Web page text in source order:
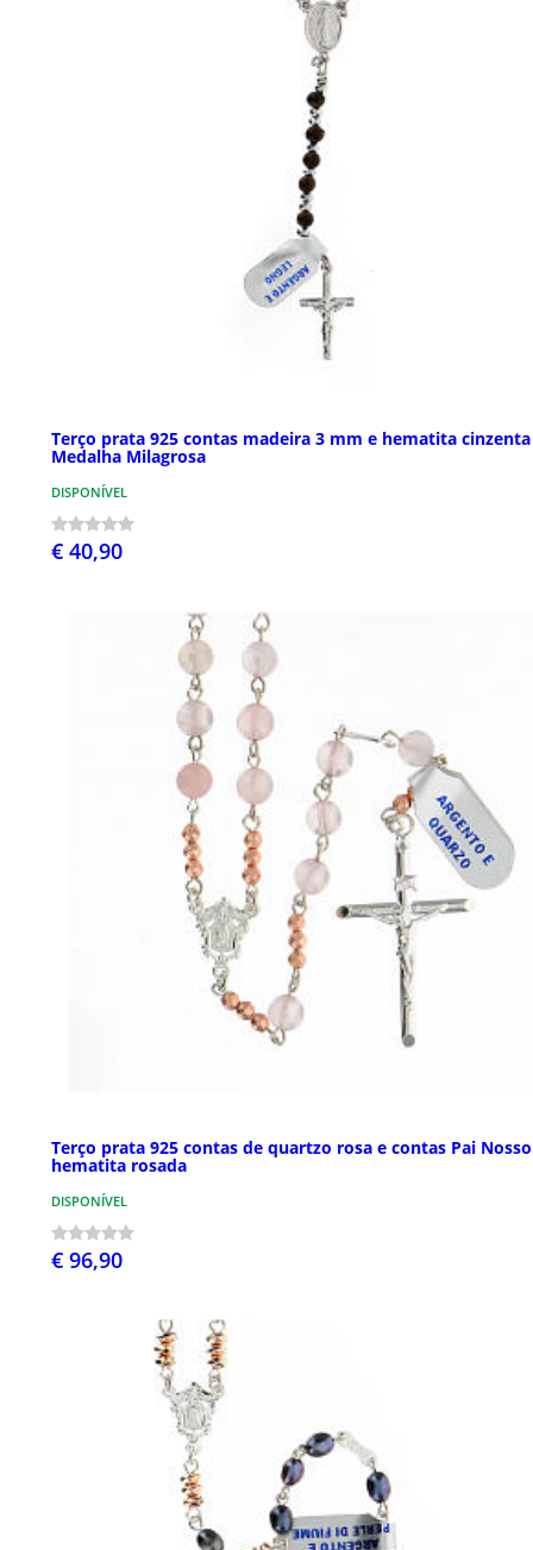
Terço prata 925 contas madeira 3 mm e hematita cinzenta
Medalha Milagrosa
DISPONÍVEL
€ 40,90
Terço prata 925 contas de quartzo rosa e contas Pai Nosso
hematita rosada
DISPONÍVEL
€ 96,90